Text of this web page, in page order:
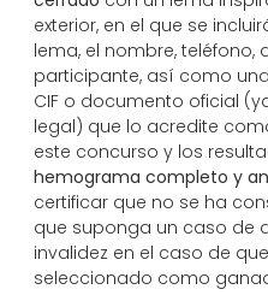
exterior, en el que se
lema, el nombre, teléfono,
participante, así como
CIF o documento oficial
legal) que lo acredite
este concurso y los
hemograma completo y
certificar que no se ha
que suponga un caso de
invalidez en el caso de
seleccionado como